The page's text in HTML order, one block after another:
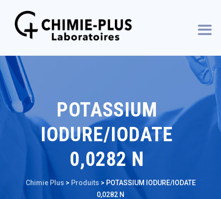
POTASSIUM
IODURE/IODATE
0,0282 N
Chimie Plus > Produits > POTASSIUM IODURE/IODATE
0,0282 N